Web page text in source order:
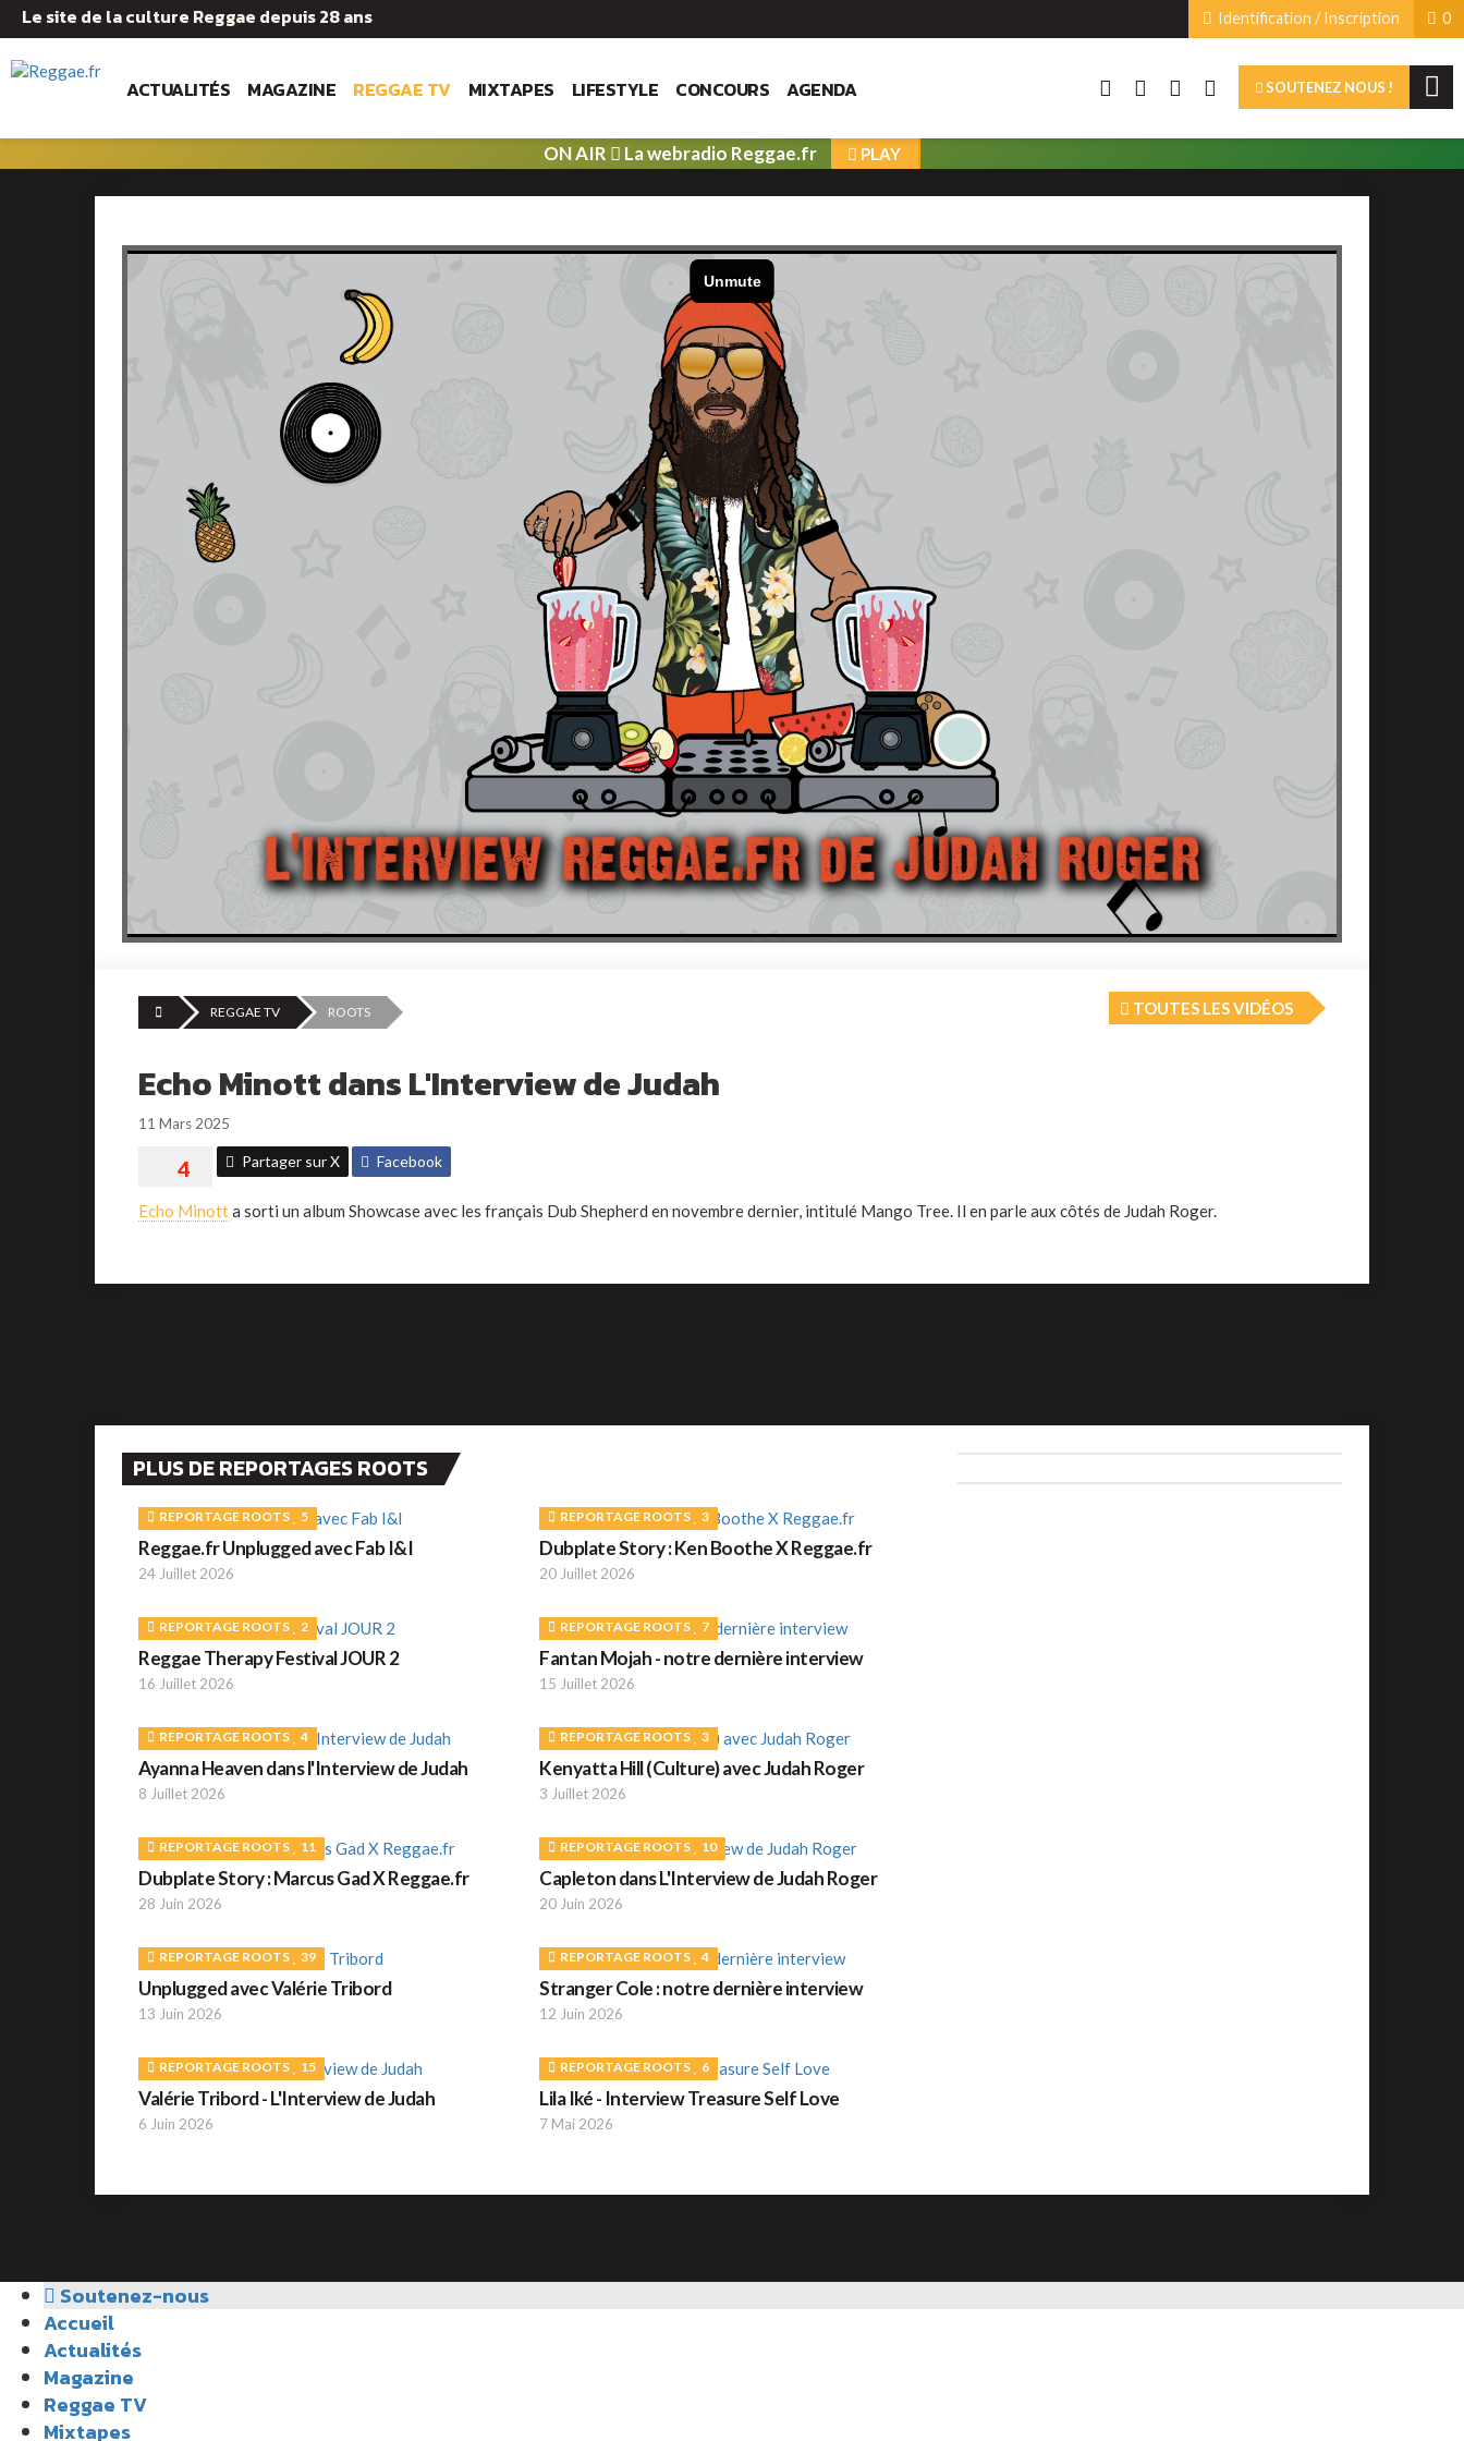
Le site de la culture Reggae depuis 28 ans 0
Identification / Inscription
ACTUALITÉS MAGAZINE REGGAE TV MIXTAPES LIFESTYLE CONCOURS AGENDA SOUTENEZ NOUS !
ON AIR La webradio Reggae.fr PLAY
REGGAE TV ROOTS TOUTES LES VIDÉOS
Echo Minott dans L'Interview de Judah
11 Mars 2025
Partager sur X Facebook
Echo Minotta sorti un album Showcase avec les français Dub Shepherd en novembre dernier, intitulé Mango Tree. Il en parle aux côtés de Judah Roger.
PLUS DE REPORTAGES ROOTS
REPORTAGE ROOTS 5
Reggae.fr Unplugged avec Fab I&I
24 Juillet 2026
REPORTAGE ROOTS 3
Dubplate Story : Ken Boothe X Reggae.fr
20 Juillet 2026
REPORTAGE ROOTS 2
Reggae Therapy Festival JOUR 2
16 Juillet 2026
REPORTAGE ROOTS 7
Fantan Mojah - notre dernière interview
15 Juillet 2026
REPORTAGE ROOTS 4
Ayanna Heaven dans l'Interview de Judah
8 Juillet 2026
REPORTAGE ROOTS 3
Kenyatta Hill (Culture) avec Judah Roger
3 Juillet 2026
REPORTAGE ROOTS 11
Dubplate Story : Marcus Gad X Reggae.fr
28 Juin 2026
REPORTAGE ROOTS 10
Capleton dans L'Interview de Judah Roger
20 Juin 2026
REPORTAGE ROOTS 39
Unplugged avec Valérie Tribord
13 Juin 2026
REPORTAGE ROOTS 4
Stranger Cole : notre dernière interview
12 Juin 2026
REPORTAGE ROOTS 15
Valérie Tribord - L'Interview de Judah
6 Juin 2026
REPORTAGE ROOTS 6
Lila Iké - Interview Treasure Self Love
7 Mai 2026
Soutenez-nous
Accueil
Actualités
Magazine
Reggae TV
Mixtapes